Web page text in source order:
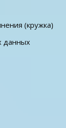
(кружка)
данных